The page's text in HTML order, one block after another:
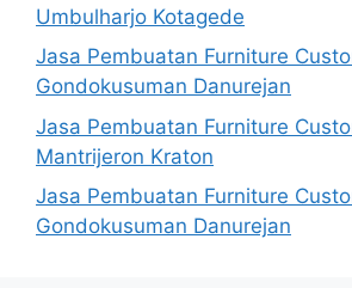
Umbulharjo Kotagede
Jasa Pembuatan Furniture
Gondokusuman Danurejan
Jasa Pembuatan Furniture
Mantrijeron Kraton
Jasa Pembuatan Furniture
Gondokusuman Danurejan